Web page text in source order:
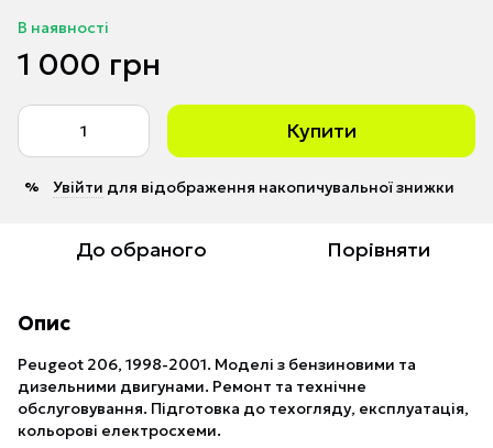
В наявності
1 000 грн
Купити
% Увійти для відображення накопичувальної знижки
До обраного Порівняти
Опис
Peugeot 206, 1998-2001. Моделі з бензиновими та
дизельними двигунами. Ремонт та технічне
обслуговування. Підготовка до техогляду, експлуатація,
кольорові електросхеми.